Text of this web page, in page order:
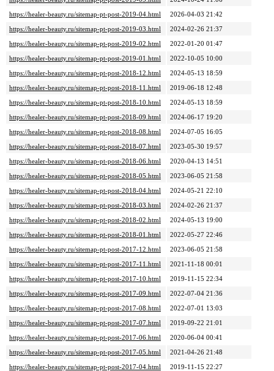
https://healer-beauty.ru/sitemap-pt-post-2019-04.html
2026-04-03 21:42
https://healer-beauty.ru/sitemap-pt-post-2019-03.html
2024-02-26 21:37
https://healer-beauty.ru/sitemap-pt-post-2019-02.html
2022-01-20 01:47
https://healer-beauty.ru/sitemap-pt-post-2019-01.html
2022-10-05 10:00
https://healer-beauty.ru/sitemap-pt-post-2018-12.html
2024-05-13 18:59
https://healer-beauty.ru/sitemap-pt-post-2018-11.html
2019-06-18 12:48
https://healer-beauty.ru/sitemap-pt-post-2018-10.html
2024-05-13 18:59
https://healer-beauty.ru/sitemap-pt-post-2018-09.html
2024-06-17 19:20
https://healer-beauty.ru/sitemap-pt-post-2018-08.html
2024-07-05 16:05
https://healer-beauty.ru/sitemap-pt-post-2018-07.html
2023-05-30 19:57
https://healer-beauty.ru/sitemap-pt-post-2018-06.html
2020-04-13 14:51
https://healer-beauty.ru/sitemap-pt-post-2018-05.html
2023-06-05 21:58
https://healer-beauty.ru/sitemap-pt-post-2018-04.html
2024-05-21 22:10
https://healer-beauty.ru/sitemap-pt-post-2018-03.html
2024-02-26 21:37
https://healer-beauty.ru/sitemap-pt-post-2018-02.html
2024-05-13 19:00
https://healer-beauty.ru/sitemap-pt-post-2018-01.html
2022-05-27 22:46
https://healer-beauty.ru/sitemap-pt-post-2017-12.html
2023-06-05 21:58
https://healer-beauty.ru/sitemap-pt-post-2017-11.html
2021-11-18 00:01
https://healer-beauty.ru/sitemap-pt-post-2017-10.html
2019-11-15 22:34
https://healer-beauty.ru/sitemap-pt-post-2017-09.html
2022-07-04 21:36
https://healer-beauty.ru/sitemap-pt-post-2017-08.html
2022-07-01 13:03
https://healer-beauty.ru/sitemap-pt-post-2017-07.html
2019-09-22 21:01
https://healer-beauty.ru/sitemap-pt-post-2017-06.html
2020-06-04 00:41
https://healer-beauty.ru/sitemap-pt-post-2017-05.html
2021-04-26 21:48
https://healer-beauty.ru/sitemap-pt-post-2017-04.html
2019-11-15 22:27